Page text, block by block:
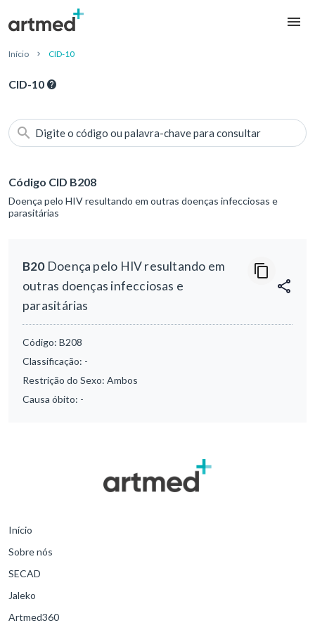
Início CID-10
CID-10
Digite o código ou palavra-chave para consultar
Código CID B208
Doença pelo HIV resultando em outras doenças infecciosas e
parasitárias
B20Doença pelo HIV resultando em
outras doenças infecciosas e
parasitárias
Código: B208
Classificação: -
Restrição do Sexo: Ambos
Causa óbito: -
Início
Sobre nós
SECAD
Jaleko
Artmed360